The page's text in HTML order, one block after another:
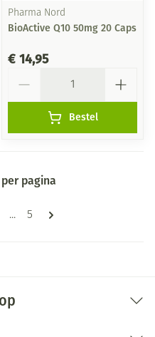
Pharma Nord
BioActive Q10 50mg 20 Caps
€ 14,95
Bestel
pagina
... Pagina
5
per pagina